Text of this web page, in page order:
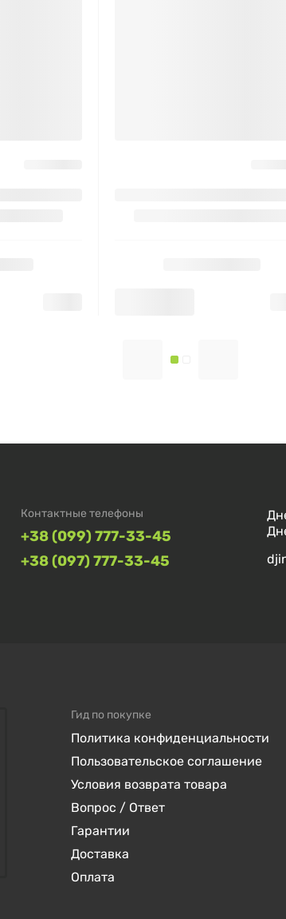
Контактные телефоны
+38 (099) 777-33-45
+38 (097) 777-33-45
Гид по покупке
Политика конфиденциальности
Пользовательское соглашение
Условия возврата товара
Вопрос / Ответ
Гарантии
Доставка
Оплата